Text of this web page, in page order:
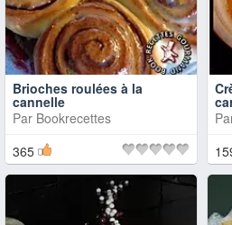
Brioches roulées à la
cannelle
Par Bookrecettes
365